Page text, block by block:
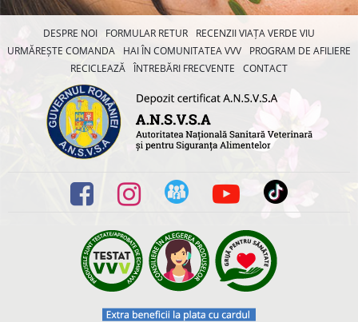
DESPRE NOI FORMULAR RETUR
RECENZII VIAȚA VERDE VIU
URMĂREȘTE COMANDA
HAI ÎN COMUNITATEA VVV
PROGRAM DE AFILIERE
RECICLEAZĂ ÎNTREBĂRI FRECVENTE CONTACT